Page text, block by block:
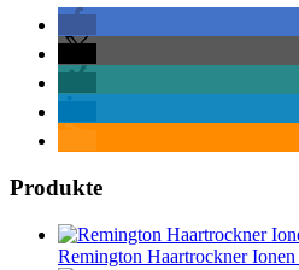
Produkte
Remington Haartrockner Ionen